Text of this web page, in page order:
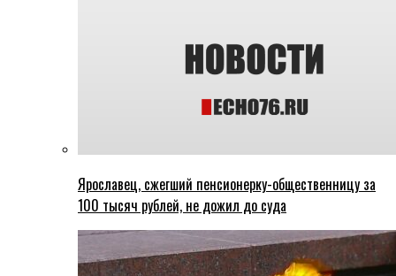
Ярославец, сжегший пенсионерку-общественницу за
100 тысяч рублей, не дожил до суда